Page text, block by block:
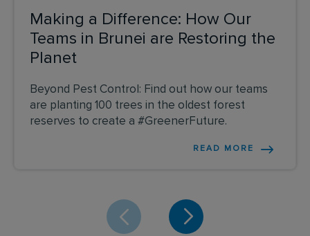
Making a Difference: How Our
Teams in Brunei are Restoring the
Planet
Beyond Pest Control: Find out how our teams
are planting 100 trees in the oldest forest
reserves to create a #GreenerFuture.
READ MORE